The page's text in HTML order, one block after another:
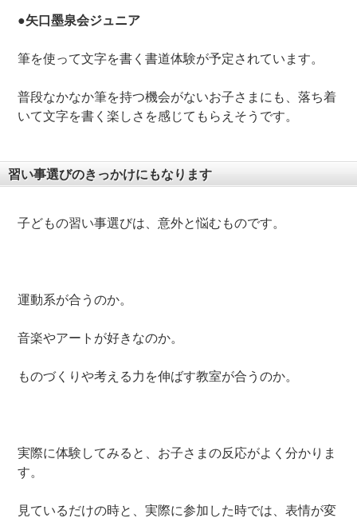
●矢口墨泉会ジュニア
筆を使って文字を書く書道体験が予定されています。
普段なかなか筆を持つ機会がないお子さまにも、落ち着
いて文字を書く楽しさを感じてもらえそうです。
習い事選びのきっかけにもなります
子どもの習い事選びは、意外と悩むものです。
運動系が合うのか。
音楽やアートが好きなのか。
ものづくりや考える力を伸ばす教室が合うのか。
実際に体験してみると、お子さまの反応がよく分かりま
す。
見ているだけの時と、実際に参加した時では、表情が変